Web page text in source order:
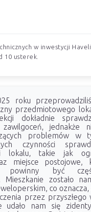
w inwestycji
10 usterek.
roku
przedmiotowego
dokładnie
zawilgoceń, jednakże
problemów w
czynności
lokalu, takie jak
miejsce
powinny być
Mieszkanie zostało
co oznacza,
przez przyszłego
udało nam się